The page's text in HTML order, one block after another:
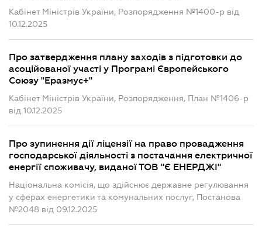
Кабінет Міністрів України, Розпорядження №1400-р від
10.12.2025
Про затвердження плану заходів з підготовки до
асоційованої участі у Програмі Європейського
Союзу "Еразмус+"
Кабінет Міністрів України, Розпорядження, План №1406-р
від 10.12.2025
Про зупинення дії ліцензії на право провадження
господарської діяльності з постачання електричної
енергії споживачу, виданої ТОВ "Є ЕНЕРДЖІ"
Національна комісія, що здійснює державне регулювання
у сферах енергетики та комунальних послуг, Постанова
№2048 від 09.12.2025